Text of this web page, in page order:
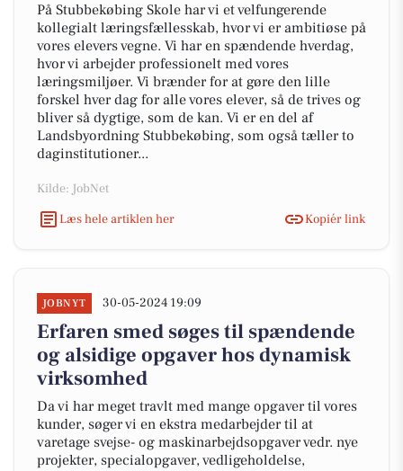
På Stubbekøbing Skole har vi et velfungerende
kollegialt læringsfællesskab, hvor vi er ambitiøse på
vores elevers vegne. Vi har en spændende hverdag,
hvor vi arbejder professionelt med vores
læringsmiljøer. Vi brænder for at gøre den lille
forskel hver dag for alle vores elever, så de trives og
bliver så dygtige, som de kan. Vi er en del af
Landsbyordning Stubbekøbing, som også tæller to
daginstitutioner...
Kilde: JobNet
Læs hele artiklen her
Kopiér link
JOBNYT 30-05-2024 19:09
Erfaren smed søges til spændende
og alsidige opgaver hos dynamisk
virksomhed
Da vi har meget travlt med mange opgaver til vores
kunder, søger vi en ekstra medarbejder til at
varetage svejse- og maskinarbejdsopgaver vedr. nye
projekter, specialopgaver, vedligeholdelse,